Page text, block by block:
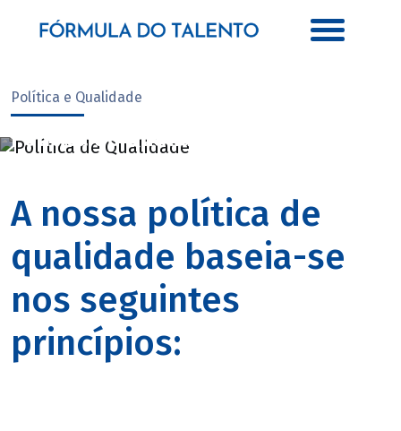
Política e Qualidade
Política de Qualidade
A nossa política de
qualidade baseia-se
nos seguintes
princípios: